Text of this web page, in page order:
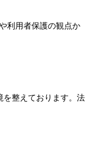
利用者保護の観点か
を整えております。法